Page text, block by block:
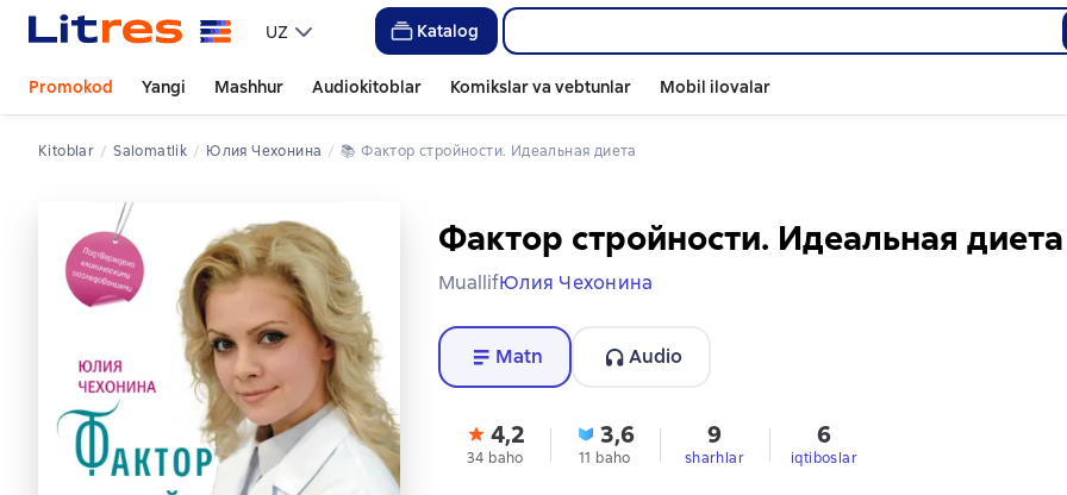
UZ Katalog
Promokod Yangi Mashhur Audiokitoblar Komikslar va vebtunlar Mobil ilovalar
Kitoblar salomatlik Юлия Чехонина 📚 Фактор стройности. Идеальная диета
Фактор стройности. Идеальная диета
MuallifЮлия Чехонина
Matn Audio
4,2
34 baho
3,6
11 baho
9
sharhlar
6
iqtiboslar